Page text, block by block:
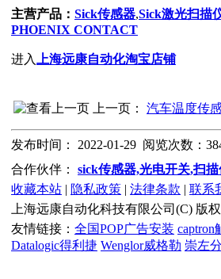
主营产品： Sick传感器,Sick激光扫描
PHOENIX CONTACT
进入 上海远康自动化淘宝店铺
上一页： 汽车温度传
发布时间： 2022-01-29 阅览次数：
合作伙伴：
sick传感器,光电开关,扫描
收藏本站 | 隐私政策 | 法律条款 | 联系
上海远康自动化科技有限公司(C) 版
友情链接： 全国POP广告安装 captron
Datalogic得利捷 Wenglor威格勒 崇左